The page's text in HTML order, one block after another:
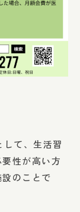
て、生活習
性が高い方
のことで